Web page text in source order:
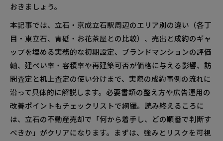
おきましょう。
本記事では、立石・京成立石駅周辺のエリア別の違い（各丁
目・東立石、青砥・お花茶屋との比較）、売出と成約のギャ
ップを埋める実務的な初期設定、ブランドマンションの評価
軸、建ぺい率・容積率や再建築可否が価格に与える影響、訪
問査定と机上査定の使い分けまで、実際の成約事例の流れに
沿って具体的に解説します。必要書類の整え方や広告運用の
改善ポイントもチェックリストで網羅。読み終えるころに
は、立石の不動産売却で「何から着手し、どの順番で判断す
べきか」がクリアになります。まずは、強みとリスクを可視